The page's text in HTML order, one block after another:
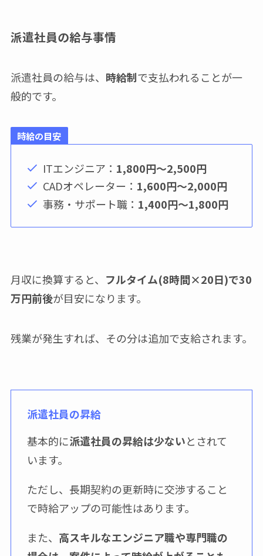
派遣社員の給与事情
派遣社員の給与は、 時給制で支払われることが一
般的です。
時給の目安
ITエンジニア： 1,800円～2,500円
CADオペレーター： 1,600円～2,000円
事務・サポート職： 1,400円～1,800円
月収に換算すると、 フルタイム(8時間×20日)で30
万円前後が目安になります。
残業が発生すれば、その分は追加で支給されます。
派遣社員の昇給
基本的に派遣社員の昇給は少ないとされて
います。
ただし、長期契約の更新時に交渉すること
で時給アップの可能性はあります。
また、 高スキルなエンジニア職や専門職の